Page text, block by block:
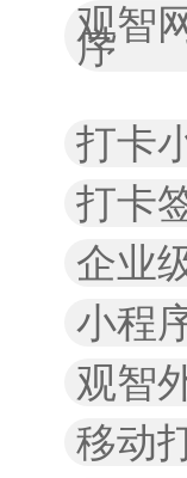
观智
序
打卡
打卡
企业
小程
观智
移动